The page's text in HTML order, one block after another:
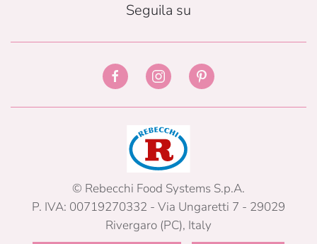
Seguila su
© Rebecchi Food Systems S.p.A.
P. IVA: 00719270332 - Via Ungaretti 7 - 29029
Rivergaro (PC), Italy